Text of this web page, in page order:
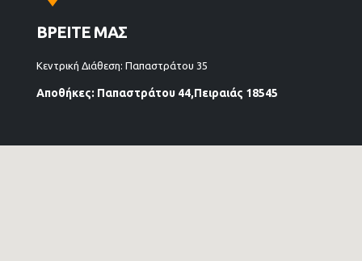
ΒΡΕΙΤΕ ΜΑΣ
Κεντρική Διάθεση: Παπαστράτου 35
Αποθήκες: Παπαστράτου 44,Πειραιάς 18545